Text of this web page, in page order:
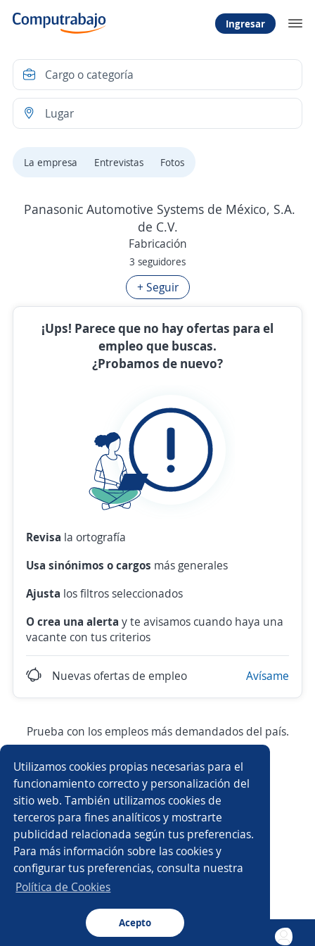
Utilizamos cookies propias necesarias para el
funcionamiento correcto y personalización del
sitio web. También utilizamos cookies de
terceros para fines analíticos y mostrarte
publicidad relacionada según tus preferencias.
Para más información sobre las cookies y
configurar tus preferencias, consulta nuestra
Política de Cookies
Acepto
Ingresar
La empresa Entrevistas Fotos
Panasonic Automotive Systems de México, S.A.
de C.V.
Fabricación
3 seguidores
+ Seguir
¡Ups! Parece que no hay ofertas para el
empleo que buscas.
¿Probamos de nuevo?
Revisa la ortografía
Usa sinónimos o cargos más generales
Ajusta los filtros seleccionados
O crea una alerta y te avisamos cuando haya una
vacante con tus criterios
Nuevas ofertas de empleo Avísame
Prueba con los empleos más demandados del país.
Ejecutivo/a de ventas Asesor/a de ventas
Atención a clientes Auxiliar de almacén
Auxiliar administrativo/a Ayudante general
Ejecutivo/a comercial Asesor/a financiero
Asesor/a de crédito